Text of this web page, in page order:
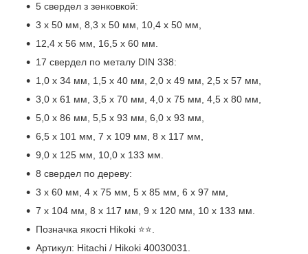
5 свердел з зенковкой:
3 x 50 мм, 8,3 x 50 мм, 10,4 x 50 мм,
12,4 х 56 мм, 16,5 х 60 мм.
17 свердел по металу DIN 338:
1,0 x 34 мм, 1,5 x 40 мм, 2,0 x 49 мм, 2,5 x 57 мм,
3,0 x 61 мм, 3,5 x 70 мм, 4,0 x 75 мм, 4,5 x 80 мм,
5,0 х 86 мм, 5,5 х 93 мм, 6,0 х 93 мм,
6,5 х 101 мм, 7 х 109 мм, 8 х 117 мм,
9,0 x 125 мм, 10,0 x 133 мм.
8 свердел по дереву:
3 x 60 мм, 4 x 75 мм, 5 x 85 мм, 6 x 97 мм,
7 x 104 мм, 8 x 117 мм, 9 x 120 мм, 10 x 133 мм.
Позначка якості Hikoki ⭐️⭐️.
Артикул: Hitachi / Hikoki 40030031.